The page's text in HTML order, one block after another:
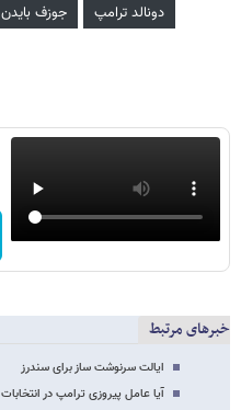
دونالد ترامپ جوزف بایدن
خبرهای مرتبط
ایالت سرنوشت ساز برای سندرز
آیا عامل پیروزی ترامپ در انتخابات ۲۰۱۶ عمل شکست او در ۲۰۲۰ خواهد بود؟